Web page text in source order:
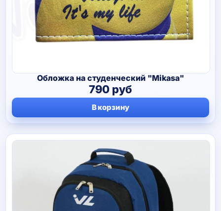
Обложка на студенческий "Mikasa"
790 руб
В корзину